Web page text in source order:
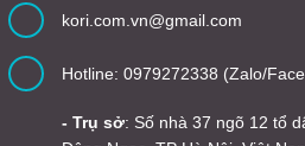
kori.com.vn@gmail.com
Hotline: 0979272338 (Zalo/
- Trụ sở: Số nhà 37 ngõ 12 tổ